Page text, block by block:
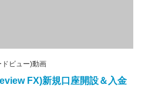
ビュー)動画
FX)新規口座開設＆入金